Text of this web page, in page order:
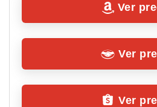
Ver
Ver
Ver